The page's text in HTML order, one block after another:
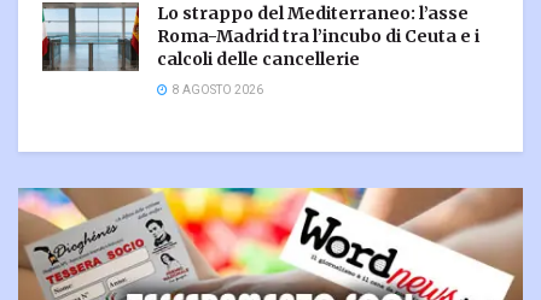
Lo strappo del Mediterraneo: l’asse
Roma-Madrid tra l’incubo di Ceuta e i
calcoli delle cancellerie
8 AGOSTO 2026